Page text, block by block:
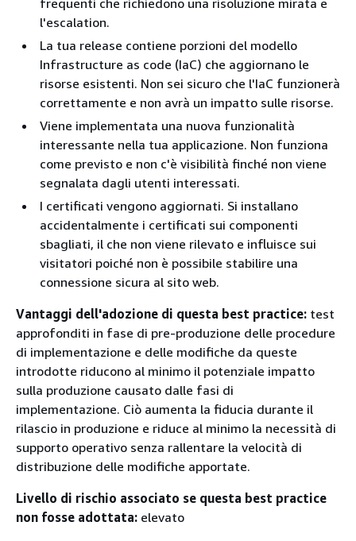
frequenti che richiedono una risoluzione mirata e
l'escalation.
La tua release contiene porzioni del modello
Infrastructure as code (IaC) che aggiornano le
risorse esistenti. Non sei sicuro che l'IaC funzionerà
correttamente e non avrà un impatto sulle risorse.
Viene implementata una nuova funzionalità
interessante nella tua applicazione. Non funziona
come previsto e non c'è visibilità finché non viene
segnalata dagli utenti interessati.
I certificati vengono aggiornati. Si installano
accidentalmente i certificati sui componenti
sbagliati, il che non viene rilevato e influisce sui
visitatori poiché non è possibile stabilire una
connessione sicura al sito web.
Vantaggi dell'adozione di questa best practice: test
approfonditi in fase di pre-produzione delle procedure
di implementazione e delle modifiche da queste
introdotte riducono al minimo il potenziale impatto
sulla produzione causato dalle fasi di
implementazione. Ciò aumenta la fiducia durante il
rilascio in produzione e riduce al minimo la necessità di
supporto operativo senza rallentare la velocità di
distribuzione delle modifiche apportate.
Livello di rischio associato se questa best practice
non fosse adottata: elevato